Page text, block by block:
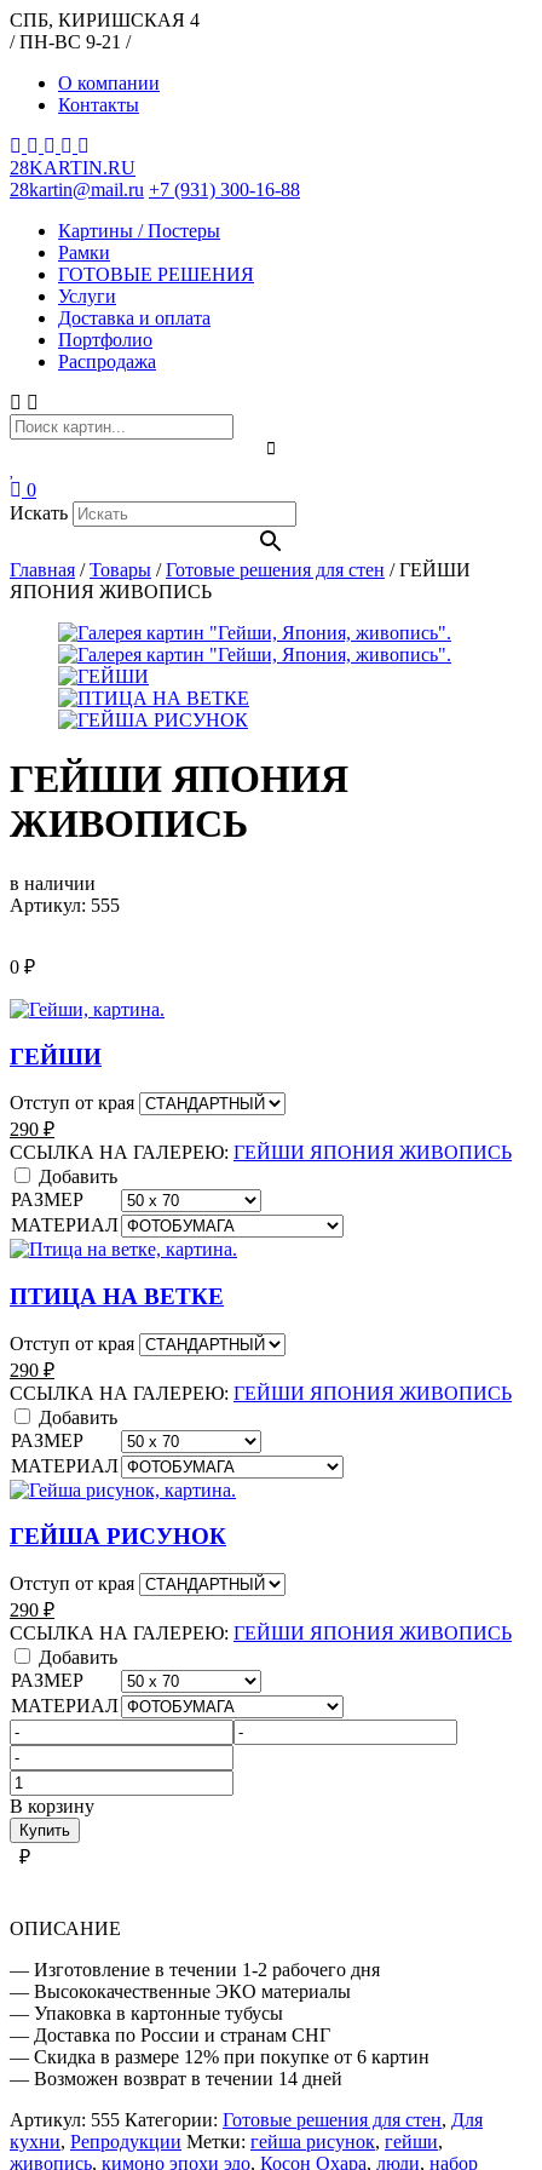
СПБ, КИРИШСКАЯ 4
/ ПН-ВС 9-21 /
О компании
Контакты
28KARTIN.RU
28kartin@mail.ru +7 (931) 300-16-88
Картины / Постеры
Рамки
ГОТОВЫЕ РЕШЕНИЯ
Услуги
Доставка и оплата
Портфолио
Распродажа
0
Искать
Главная /Товары /Готовые решения для стен /ГЕЙШИ
ЯПОНИЯ ЖИВОПИСЬ
ГЕЙШИ ЯПОНИЯ
ЖИВОПИСЬ
в наличии
Артикул: 555
0 ₽
ГЕЙШИ
Отступ от края
290 ₽
ССЫЛКА НА ГАЛЕРЕЮ: ГЕЙШИ ЯПОНИЯ ЖИВОПИСЬ
Добавить
РАЗМЕР
МАТЕРИАЛ
ПТИЦА НА ВЕТКЕ
Отступ от края
290 ₽
ССЫЛКА НА ГАЛЕРЕЮ: ГЕЙШИ ЯПОНИЯ ЖИВОПИСЬ
Добавить
РАЗМЕР
МАТЕРИАЛ
ГЕЙША РИСУНОК
Отступ от края
290 ₽
ССЫЛКА НА ГАЛЕРЕЮ: ГЕЙШИ ЯПОНИЯ ЖИВОПИСЬ
Добавить
РАЗМЕР
МАТЕРИАЛ
Количество
товара
ГЕЙШИ
ЯПОНИЯ
ЖИВОПИСЬ
В корзину
Купить
₽
ОПИСАНИЕ
— Изготовление в течении 1-2 рабочего дня
— Высококачественные ЭКО материалы
— Упаковка в картонные тубусы
— Доставка по России и странам СНГ
— Скидка в размере 12% при покупке от 6 картин
— Возможен возврат в течении 14 дней
Артикул: 555 Категории: Готовые решения для стен, Для
кухни, Репродукции Метки: гейша рисунок, гейши,
живопись, кимоно эпохи эдо, Косон Охара, люди, набор